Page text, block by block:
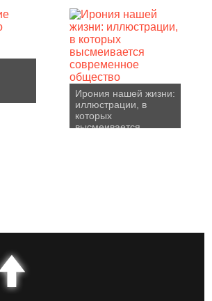
Ирония нашей жизни:
иллюстрации, в
которых
высмеивается